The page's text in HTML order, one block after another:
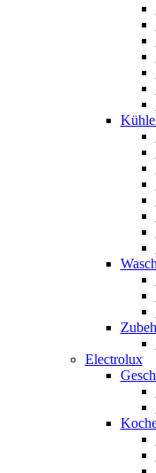
Electrolux